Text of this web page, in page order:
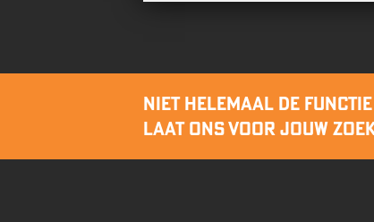
NIET HELEMAAL DE
LAAT ONS VOOR JOUW